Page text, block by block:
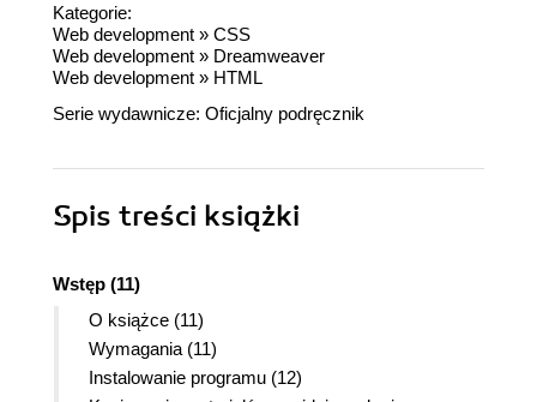
Kategorie:
Web development » CSS
Web development » Dreamweaver
Web development » HTML
Serie wydawnicze: Oficjalny podręcznik
Spis treści książki
Wstęp (11)
O książce (11)
Wymagania (11)
Instalowanie programu (12)